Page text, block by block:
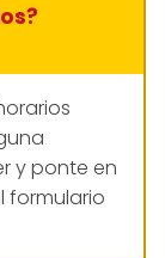
y ponte en
formulario